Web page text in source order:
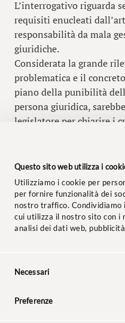
Questo sito web utilizza i
Utilizziamo i cookie per
per fornire funzionalità dei
nostro traffico.
cui utilizza il nostro sito con i
analisi dei dati web,
Necessari
Preferenze
L’interrogativo riguarda
requisiti enucleati
responsabilità da mala
giuridiche.
Considerata la grande
problematica e il
piano della punibilità
persona giuridica,
legislatore per chiarire i
Segnalazione a cura
© 2024 Studio Legale
Etico–Polizza Assicurativa